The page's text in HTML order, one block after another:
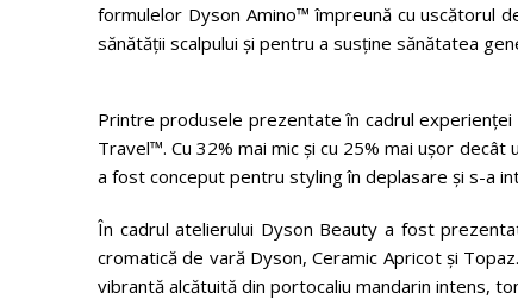
formulelor Dyson Amino™ împreună cu uscătorul
sănătății scalpului și pentru a susține sănătatea
Printre produsele prezentate în cadrul
Travel™. Cu 32% mai mic și cu 25% mai ușor
a fost conceput pentru styling în deplasare și s-a
În cadrul atelierului Dyson Beauty a fost
cromatică de vară Dyson, Ceramic Apricot și
vibrantă alcătuită din portocaliu mandarin intens,